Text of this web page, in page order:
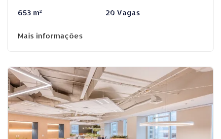
653 m² 20 Vagas
Mais informações